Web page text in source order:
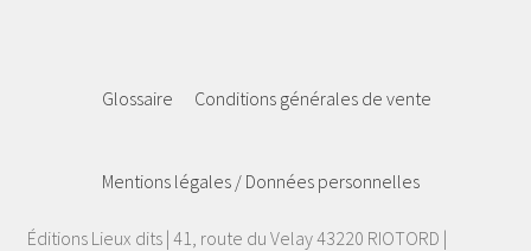
Glossaire Conditions générales de vente
Mentions légales / Données personnelles
Éditions Lieux dits | 41, route du Velay 43220 RIOTORD |